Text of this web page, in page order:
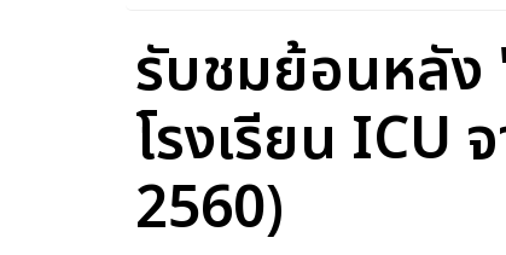
รับชมย้อนหลัง
โรงเรียน ICU
2560)